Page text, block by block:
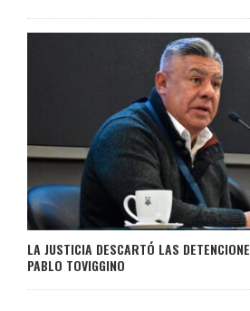
LA JUSTICIA DESCARTÓ LAS
PABLO TOVIGGINO